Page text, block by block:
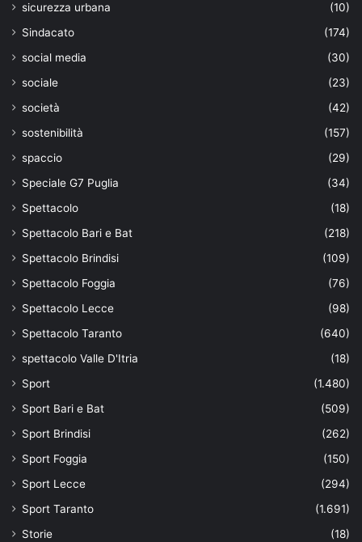
sicurezza urbana
(10)
Sindacato
(174)
social media
(30)
sociale
(23)
società
(42)
sostenibilità
(157)
spaccio
(29)
Speciale G7 Puglia
(34)
Spettacolo
(18)
Spettacolo Bari e Bat
(218)
Spettacolo Brindisi
(109)
Spettacolo Foggia
(76)
Spettacolo Lecce
(98)
Spettacolo Taranto
(640)
spettacolo Valle D'Itria
(18)
Sport
(1.480)
Sport Bari e Bat
(509)
Sport Brindisi
(262)
Sport Foggia
(150)
Sport Lecce
(294)
Sport Taranto
(1.691)
Storie
(18)